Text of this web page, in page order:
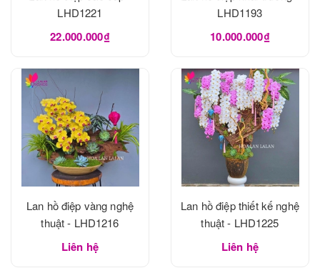
LHD1221
22.000.000₫
LHD1193
10.000.000₫
Lan hồ điệp vàng nghệ
thuật - LHD1216
Liên hệ
Lan hồ điệp thiết kế nghệ
thuật - LHD1225
Liên hệ